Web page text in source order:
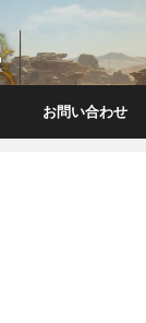
お問い合わせ